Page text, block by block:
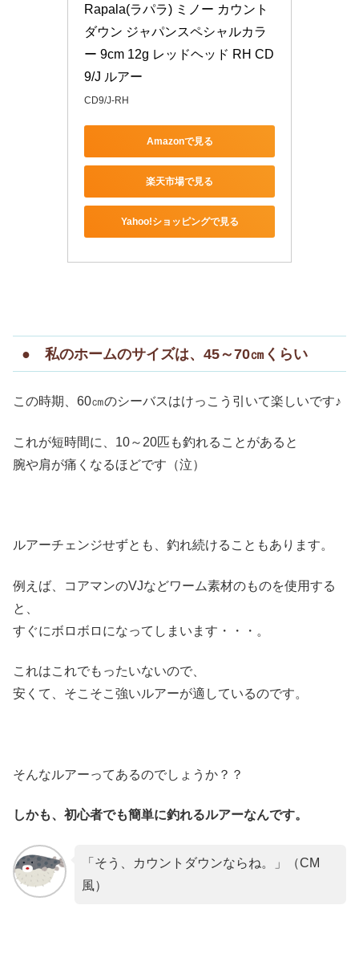
Rapala(ラパラ) ミノー カウント
ダウン ジャパンスペシャルカラ
ー 9cm 12g レッドヘッド RH CD
9/J ルアー
CD9/J-RH
Amazonで見る
楽天市場で見る
Yahoo!ショッピングで見る
● 私のホームのサイズは、45～70㎝くらい
この時期、60㎝のシーバスはけっこう引いて楽しいです♪
これが短時間に、10～20匹も釣れることがあると
腕や肩が痛くなるほどです（泣）
ルアーチェンジせずとも、釣れ続けることもあります。
例えば、コアマンのVJなどワーム素材のものを使用する
と、
すぐにボロボロになってしまいます・・・。
これはこれでもったいないので、
安くて、そこそこ強いルアーが適しているのです。
そんなルアーってあるのでしょうか？？
しかも、初心者でも簡単に釣れるルアーなんです。
「そう、カウントダウンならね。」（CM
風）